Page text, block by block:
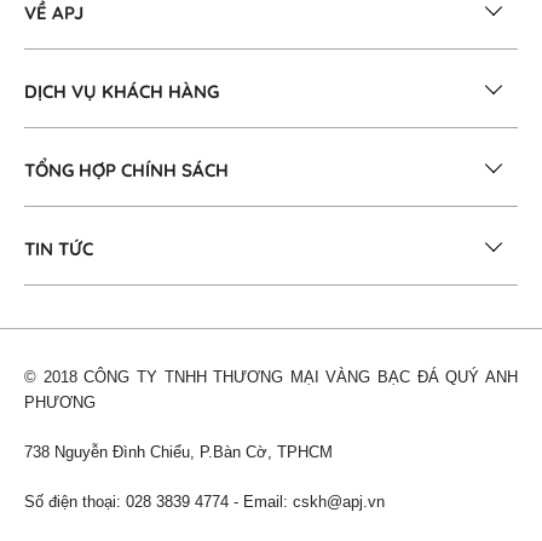
VỀ APJ
DỊCH VỤ KHÁCH HÀNG
TỔNG HỢP CHÍNH SÁCH
TIN TỨC
© 2018 CÔNG TY TNHH THƯƠNG MẠI VÀNG BẠC ĐÁ QUÝ ANH
PHƯƠNG
738 Nguyễn Đình Chiểu, P.Bàn Cờ, TPHCM
Số điện thoại: 028 3839 4774 - Email: cskh@apj.vn